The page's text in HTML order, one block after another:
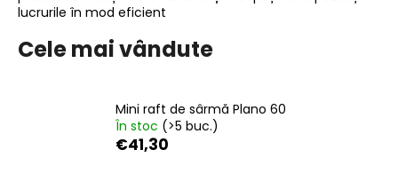
lucrurile în mod eficient
Cele mai vândute
Mini raft de sârmă Plano 60
În stoc (>5 buc.)
€41,30
?
CĂUTARE